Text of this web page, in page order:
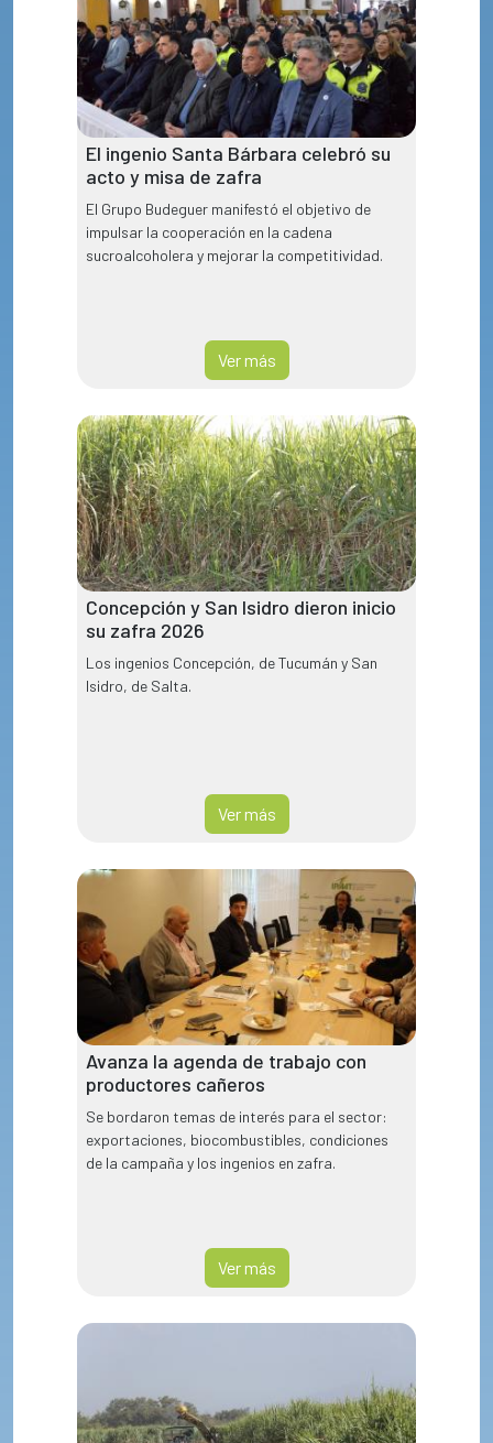
El ingenio Santa Bárbara celebró su
acto y misa de zafra
El Grupo Budeguer manifestó el objetivo de
impulsar la cooperación en la cadena
sucroalcoholera y mejorar la competitividad.
Ver más
Concepción y San Isidro dieron inicio
su zafra 2026
Los ingenios Concepción, de Tucumán y San
Isidro, de Salta.
Ver más
Avanza la agenda de trabajo con
productores cañeros
Se bordaron temas de interés para el sector:
exportaciones, biocombustibles, condiciones
de la campaña y los ingenios en zafra.
Ver más